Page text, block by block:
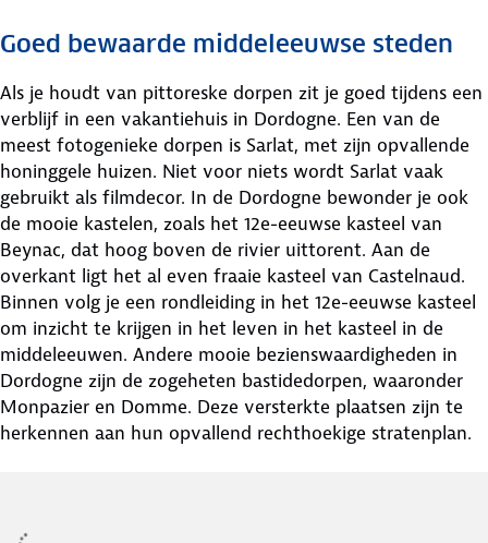
Goed bewaarde middeleeuwse steden
Als je houdt van pittoreske dorpen zit je goed tijdens een
verblijf in een vakantiehuis in Dordogne. Een van de
meest fotogenieke dorpen is Sarlat, met zijn opvallende
honinggele huizen. Niet voor niets wordt Sarlat vaak
gebruikt als filmdecor. In de Dordogne bewonder je ook
de mooie kastelen, zoals het 12e-eeuwse kasteel van
Beynac, dat hoog boven de rivier uittorent. Aan de
overkant ligt het al even fraaie kasteel van Castelnaud.
Binnen volg je een rondleiding in het 12e-eeuwse kasteel
om inzicht te krijgen in het leven in het kasteel in de
middeleeuwen. Andere mooie bezienswaardigheden in
Dordogne zijn de zogeheten bastidedorpen, waaronder
Monpazier en Domme. Deze versterkte plaatsen zijn te
herkennen aan hun opvallend rechthoekige stratenplan.